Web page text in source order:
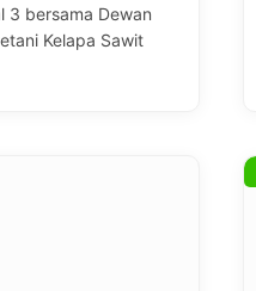
3 bersama Dewan
Kelapa Sawit